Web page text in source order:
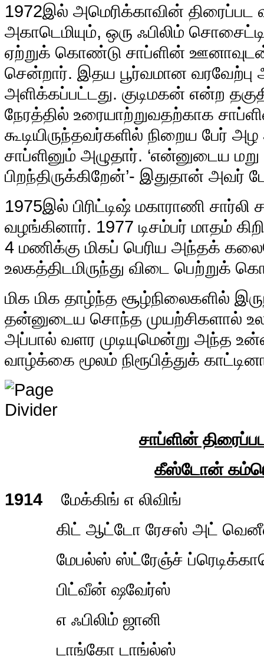
1972இல் அமெரிக்காவின்
அகாடெமியும், ஒரு ஃபிலிம்
ஏற்றுக் கொண்டு சாப்ளின் ஊனாவுடன்
சென்றார். இதய பூர்வமான வரவேற்பு
அளிக்கப்பட்டது. குடிமகன் என்ற
நேரத்தில் உரையாற்றுவதற்காக
கூடியிருந்தவர்களில் நிறைய பேர்
சாப்ளினும் அழுதார். ‘என்னுடைய
பிறந்திருக்கிறேன்’- இதுதான் அவர்
1975இல் பிரிட்டிஷ் மகாராணி சார்லி
வழங்கினார். 1977 டிசம்பர் மாதம்
4 மணிக்கு மிகப் பெரிய அந்தக்
உலகத்திடமிருந்து விடை பெற்றுக்
மிக மிக தாழ்ந்த சூழ்நிலைகளில்
தன்னுடைய சொந்த முயற்சிகளால்
அப்பால் வளர முடியுமென்று அந்த
வாழ்க்கை மூலம் நிரூபித்துக்
சாப்ளின்
கீஸ்டோன்
1914 மேக்கிங் எ லிவிங்
கிட் ஆட்டோ ரேசஸ் அட்
மேபல்ஸ் ஸ்ட்ரேஞ்ச்
பிட்வீன் ஷவேர்ஸ்
எ ஃபிலிம் ஜானி
டாங்கோ டாங்ல்ஸ்